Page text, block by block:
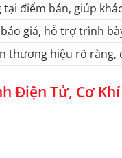
điểm bán, giúp
giá, hỗ trợ trình
thương hiệu rõ ràng,
Điện Tử, Cơ Khí